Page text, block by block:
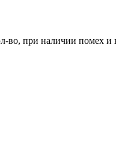
во, при наличии помех и